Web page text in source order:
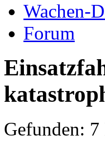
Wachen-
Forum
Gefunden: